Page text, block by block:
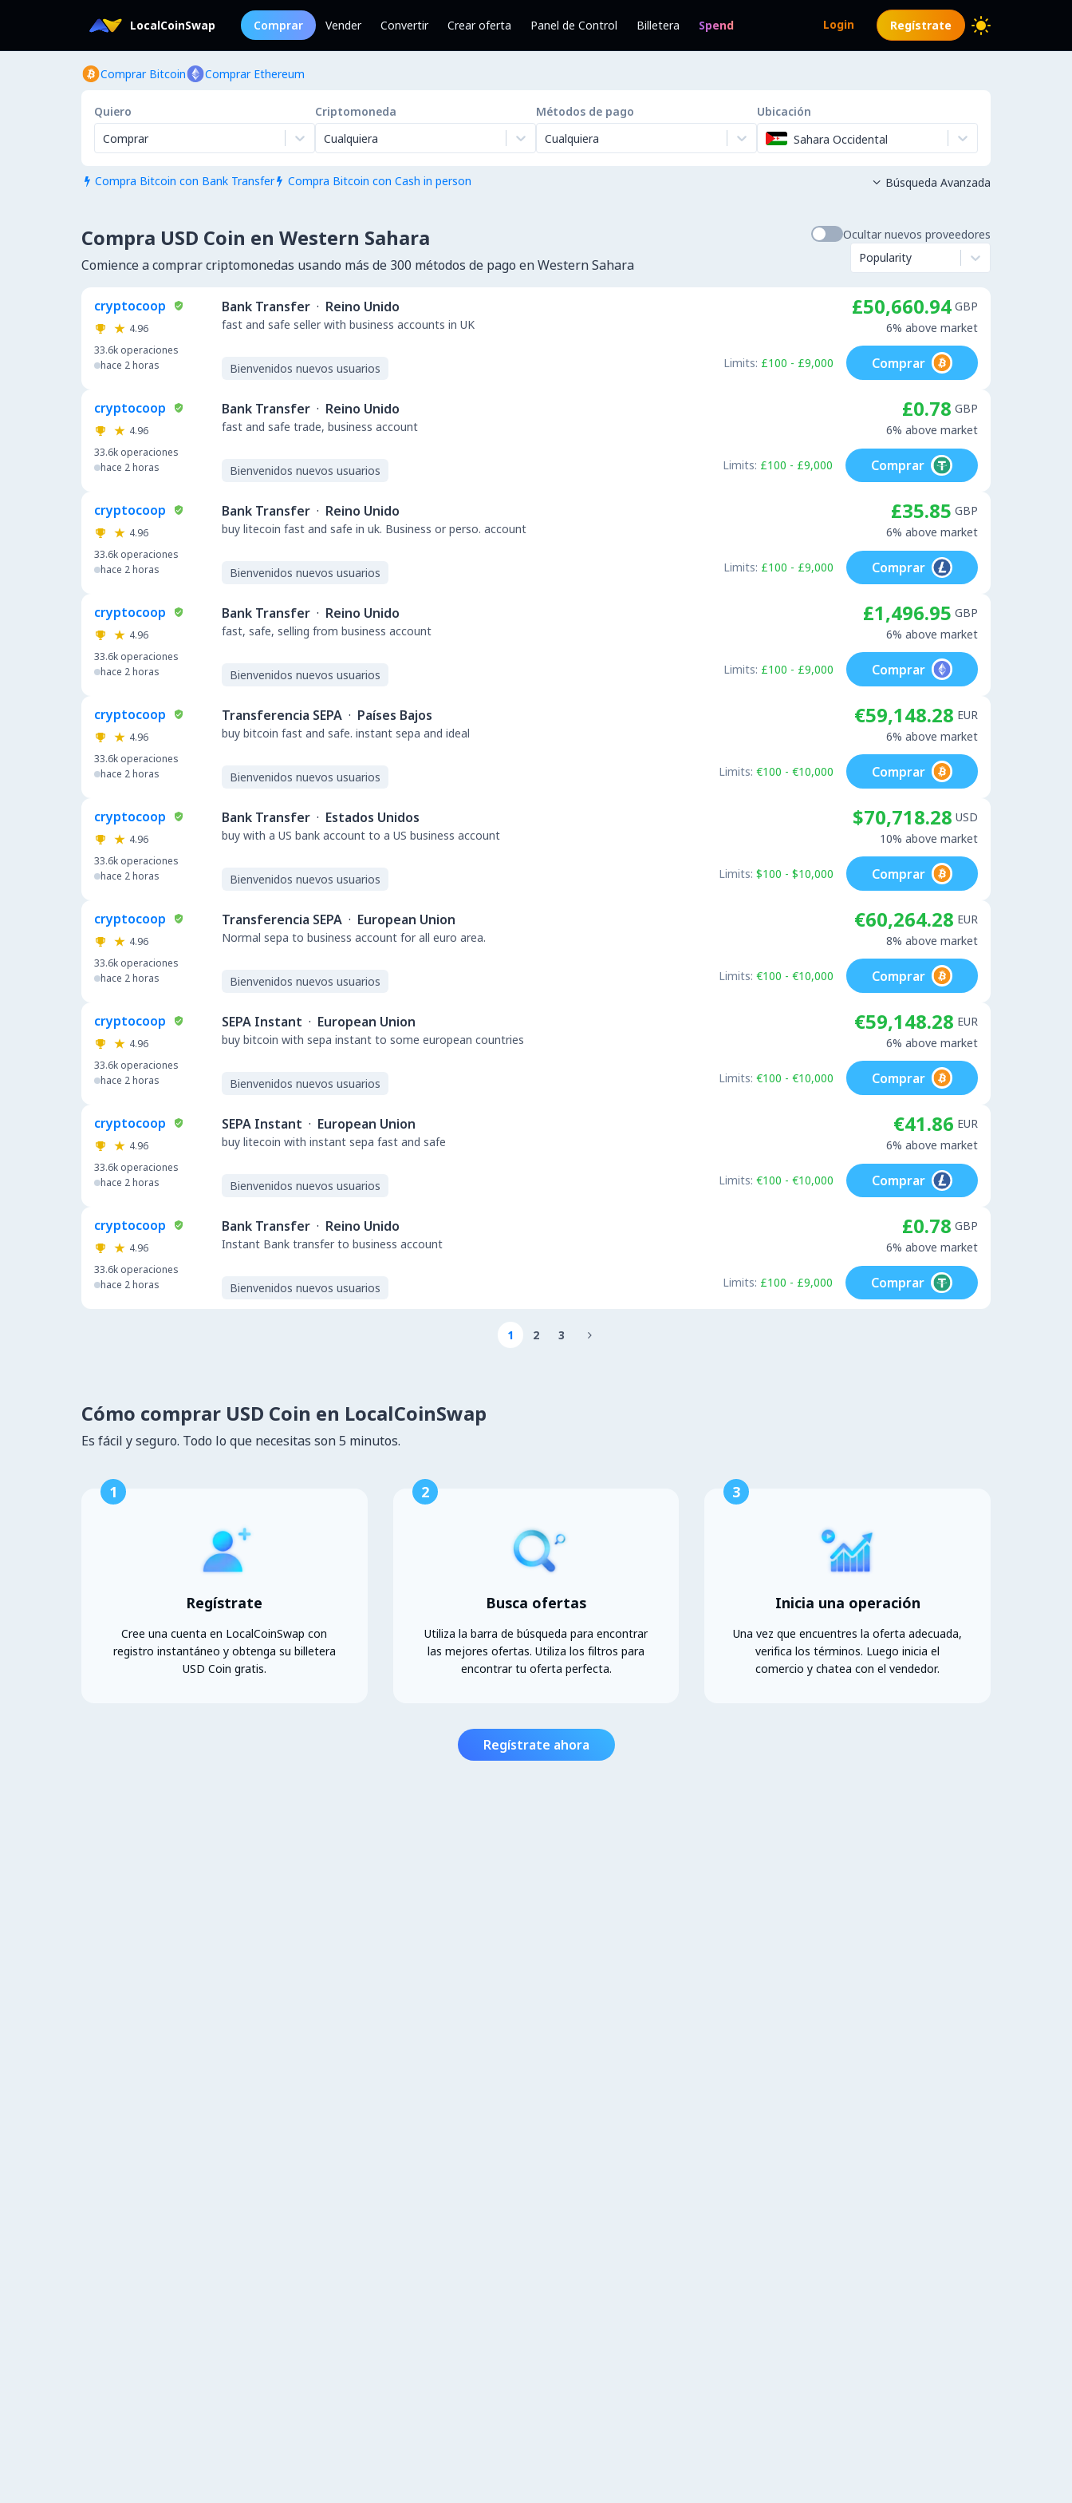
LocalCoinSwap Comprar Vender Convertir Crear oferta Panel de Control Billetera Spend Login Regístrate
Comprar Bitcoin Comprar Ethereum
Quiero
Comprar
Criptomoneda
Cualquiera
Métodos de pago
Cualquiera
Ubicación
Sahara Occidental
 Compra Bitcoin con Bank Transfer  Compra Bitcoin con Cash in person  Búsqueda Avanzada
Compra USD Coin en Western Sahara
Comience a comprar criptomonedas usando más de 300 métodos de pago en Western Sahara
Ocultar nuevos proveedores
Popularity
cryptocoop
4.96
33.6k operaciones
hace 2 horas
Bank Transfer · Reino Unido
fast and safe seller with business accounts in UK
Bienvenidos nuevos usuarios
£50,660.94 GBP
6% above market
Limits: £100 - £9,000 Comprar
cryptocoop
4.96
33.6k operaciones
hace 2 horas
Bank Transfer · Reino Unido
fast and safe trade, business account
Bienvenidos nuevos usuarios
£0.78 GBP
6% above market
Limits: £100 - £9,000 Comprar
cryptocoop
4.96
33.6k operaciones
hace 2 horas
Bank Transfer · Reino Unido
buy litecoin fast and safe in uk. Business or perso. account
Bienvenidos nuevos usuarios
£35.85 GBP
6% above market
Limits: £100 - £9,000 Comprar
cryptocoop
4.96
33.6k operaciones
hace 2 horas
Bank Transfer · Reino Unido
fast, safe, selling from business account
Bienvenidos nuevos usuarios
£1,496.95 GBP
6% above market
Limits: £100 - £9,000 Comprar
cryptocoop
4.96
33.6k operaciones
hace 2 horas
Transferencia SEPA · Países Bajos
buy bitcoin fast and safe. instant sepa and ideal
Bienvenidos nuevos usuarios
€59,148.28 EUR
6% above market
Limits: €100 - €10,000 Comprar
cryptocoop
4.96
33.6k operaciones
hace 2 horas
Bank Transfer · Estados Unidos
buy with a US bank account to a US business account
Bienvenidos nuevos usuarios
$70,718.28 USD
10% above market
Limits: $100 - $10,000 Comprar
cryptocoop
4.96
33.6k operaciones
hace 2 horas
Transferencia SEPA · European Union
Normal sepa to business account for all euro area.
Bienvenidos nuevos usuarios
€60,264.28 EUR
8% above market
Limits: €100 - €10,000 Comprar
cryptocoop
4.96
33.6k operaciones
hace 2 horas
SEPA Instant · European Union
buy bitcoin with sepa instant to some european countries
Bienvenidos nuevos usuarios
€59,148.28 EUR
6% above market
Limits: €100 - €10,000 Comprar
cryptocoop
4.96
33.6k operaciones
hace 2 horas
SEPA Instant · European Union
buy litecoin with instant sepa fast and safe
Bienvenidos nuevos usuarios
€41.86 EUR
6% above market
Limits: €100 - €10,000 Comprar
cryptocoop
4.96
33.6k operaciones
hace 2 horas
Bank Transfer · Reino Unido
Instant Bank transfer to business account
Bienvenidos nuevos usuarios
£0.78 GBP
6% above market
Limits: £100 - £9,000 Comprar
1 2 3 
Cómo comprar USD Coin en LocalCoinSwap
Es fácil y seguro. Todo lo que necesitas son 5 minutos.
1
Regístrate
Cree una cuenta en LocalCoinSwap con
registro instantáneo y obtenga su billetera
USD Coin gratis.
2
Busca ofertas
Utiliza la barra de búsqueda para encontrar
las mejores ofertas. Utiliza los filtros para
encontrar tu oferta perfecta.
3
Inicia una operación
Una vez que encuentres la oferta adecuada,
verifica los términos. Luego inicia el
comercio y chatea con el vendedor.
Regístrate ahora